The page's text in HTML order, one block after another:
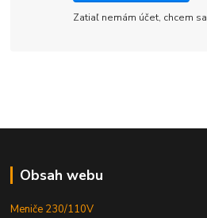
Zatiaľ nemám účet, chcem sa
Obsah webu
Meniče 230/110V